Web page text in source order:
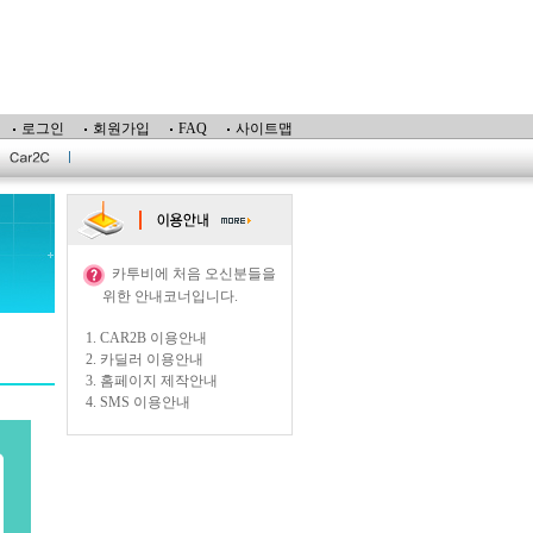
로그인 회원가입 FAQ 사이트맵
카투비에 처음 오신분들을
위한 안내코너입니다.
1. CAR2B 이용안내
2. 카딜러 이용안내
3. 홈페이지 제작안내
4. SMS 이용안내